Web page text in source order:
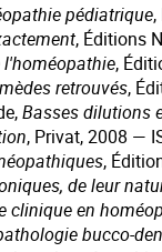
pédiatrique
, Éditions
,
retrouvés,
Basses dilutions
, Privat, 2008 —
,
de leur
clinique en
bucco-